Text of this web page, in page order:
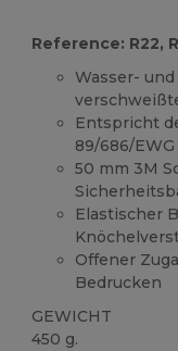
Reference: R22,
Wasser-
Entspricht
89/686/EWG
50 mm 3M
Elastischer
Offener
Bedrucken
GEWICHT
450 g.